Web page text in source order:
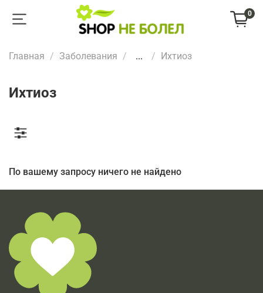
0
Главная Заболевания ... Ихтиоз
Ихтиоз
По вашему запросу ничего не найдено